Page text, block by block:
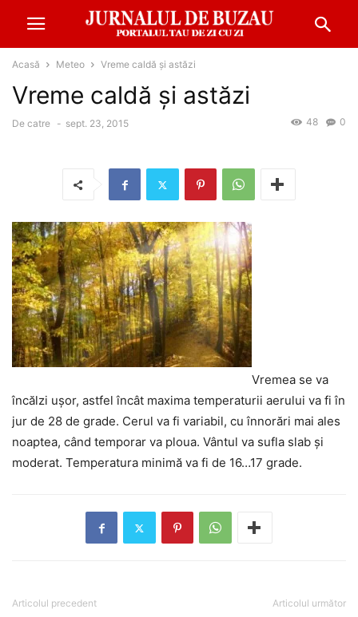
Acasă Meteo Vreme caldă şi astăzi
Vreme caldă şi astăzi
De catre - sept. 23, 2015 0
48
Vremea se va
încălzi uşor, astfel încât maxima temperaturii aerului va fi în
jur de 28 de grade. Cerul va fi variabil, cu înnorări mai ales
noaptea, când temporar va ploua. Vântul va sufla slab şi
moderat. Temperatura minimă va fi de 16…17 grade.
Articolul precedent Articolul următor